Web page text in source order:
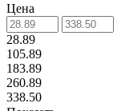
Цена
28.89
105.89
183.89
260.89
338.50